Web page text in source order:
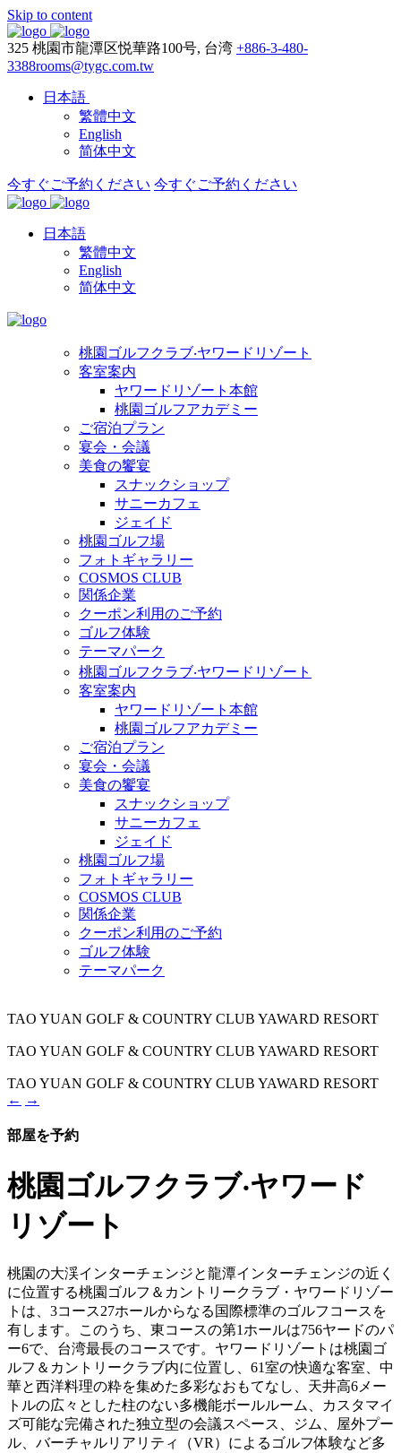
Skip to content
325 桃園市龍潭区悦華路100号, 台湾 +886-3-480-
3388rooms@tygc.com.tw
日本語
繁體中文
English
简体中文
今すぐご予約ください 今すぐご予約ください
日本語
繁體中文
English
简体中文
桃園ゴルフクラブ‧ヤワードリゾート
客室案内
ヤワードリゾート本館
桃園ゴルフアカデミー
ご宿泊プラン
宴会・会議
美食の饗宴
スナックショップ
サニーカフェ
ジェイド
桃園ゴルフ場
フォトギャラリー
COSMOS CLUB
関係企業
クーポン利用のご予約
ゴルフ体験
テーマパーク
桃園ゴルフクラブ‧ヤワードリゾート
客室案内
ヤワードリゾート本館
桃園ゴルフアカデミー
ご宿泊プラン
宴会・会議
美食の饗宴
スナックショップ
サニーカフェ
ジェイド
桃園ゴルフ場
フォトギャラリー
COSMOS CLUB
関係企業
クーポン利用のご予約
ゴルフ体験
テーマパーク
TAO YUAN GOLF & COUNTRY CLUB YAWARD RESORT
TAO YUAN GOLF & COUNTRY CLUB YAWARD RESORT
TAO YUAN GOLF & COUNTRY CLUB YAWARD RESORT
← →
部屋を予約
閉
じ
る
桃園ゴルフクラブ‧ヤワード
リゾート
桃園の大渓インターチェンジと龍潭インターチェンジの近く
に位置する桃園ゴルフ＆カントリークラブ・ヤワードリゾー
トは、3コース27ホールからなる国際標準のゴルフコースを
有します。このうち、東コースの第1ホールは756ヤードのパ
ー6で、台湾最長のコースです。ヤワードリゾートは桃園ゴ
ルフ＆カントリークラブ内に位置し、61室の快適な客室、中
華と西洋料理の粋を集めた多彩なおもてなし、天井高6メー
トルの広々とした柱のない多機能ボールルーム、カスタマイ
ズ可能な完備された独立型の会議スペース、ジム、屋外プー
ル、バーチャルリアリティ（VR）によるゴルフ体験など多